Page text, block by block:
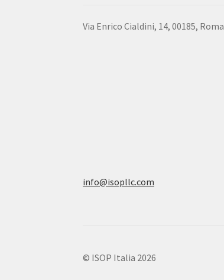
Via Enrico Cialdini, 14, 00185, Roma
info@isopllc.com
© ISOP Italia 2026